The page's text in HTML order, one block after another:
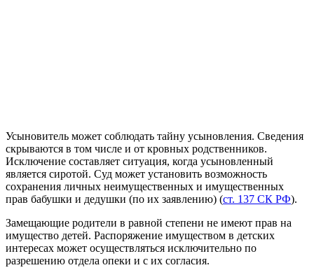
Усыновитель может соблюдать тайну усыновления. Сведения
скрываются в том числе и от кровных родственников.
Исключение составляет ситуация, когда усыновленный
является сиротой. Суд может установить возможность
сохранения личных неимущественных и имущественных
прав бабушки и дедушки (по их заявлению) (ст. 137 СК РФ).
Замещающие родители в равной степени не имеют прав на
имущество детей. Распоряжение имуществом в детских
интересах может осуществляться исключительно по
разрешению отдела опеки и с их согласия.